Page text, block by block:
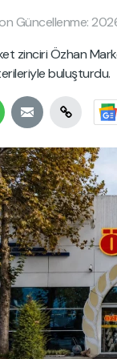
Güncellenme:
zinciri Özhan
buluşturdu.